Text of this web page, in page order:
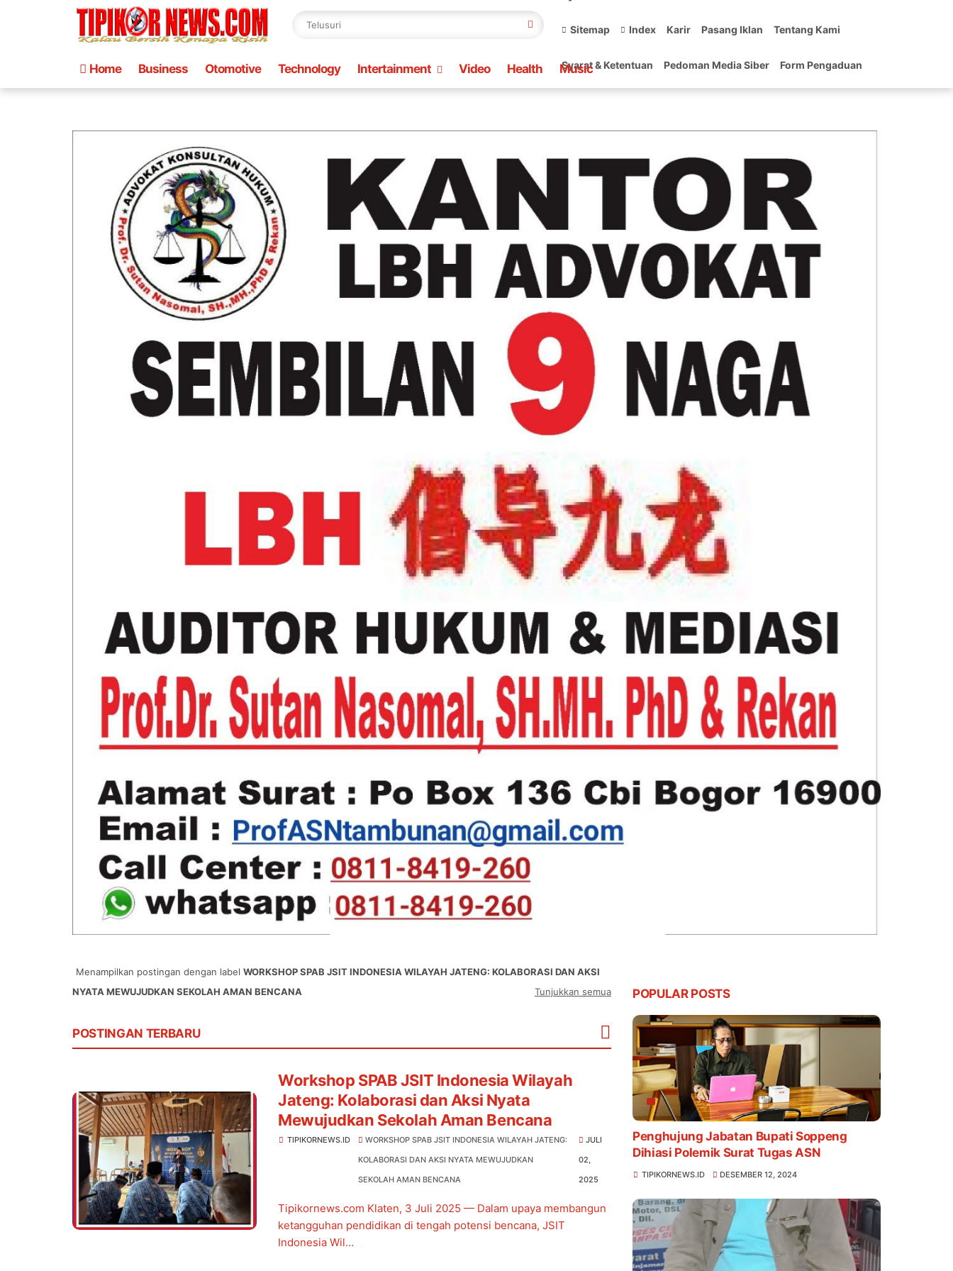
Sitemap Index Karir Pasang Iklan Tentang Kami
Syarat & Ketentuan Pedoman Media Siber Form Pengaduan
Home Business Otomotive Technology Intertainment Video Health Music
Menampilkan postingan dengan label WORKSHOP SPAB JSIT INDONESIA WILAYAH JATENG: KOLABORASI DAN AKSI
NYATA MEWUJUDKAN SEKOLAH AMAN BENCANA
Tunjukkan semua
POSTINGAN TERBARU
Workshop SPAB JSIT Indonesia Wilayah
Jateng: Kolaborasi dan Aksi Nyata
Mewujudkan Sekolah Aman Bencana
TIPIKORNEWS.ID
WORKSHOP SPAB JSIT INDONESIA WILAYAH JATENG:
KOLABORASI DAN AKSI NYATA MEWUJUDKAN
SEKOLAH AMAN BENCANA
JULI
02,
2025
Tipikornews.com Klaten, 3 Juli 2025 — Dalam upaya membangun
ketangguhan pendidikan di tengah potensi bencana, JSIT
Indonesia Wil…
POPULAR POSTS
Penghujung Jabatan Bupati Soppeng
Dihiasi Polemik Surat Tugas ASN
TIPIKORNEWS.ID DESEMBER 12, 2024